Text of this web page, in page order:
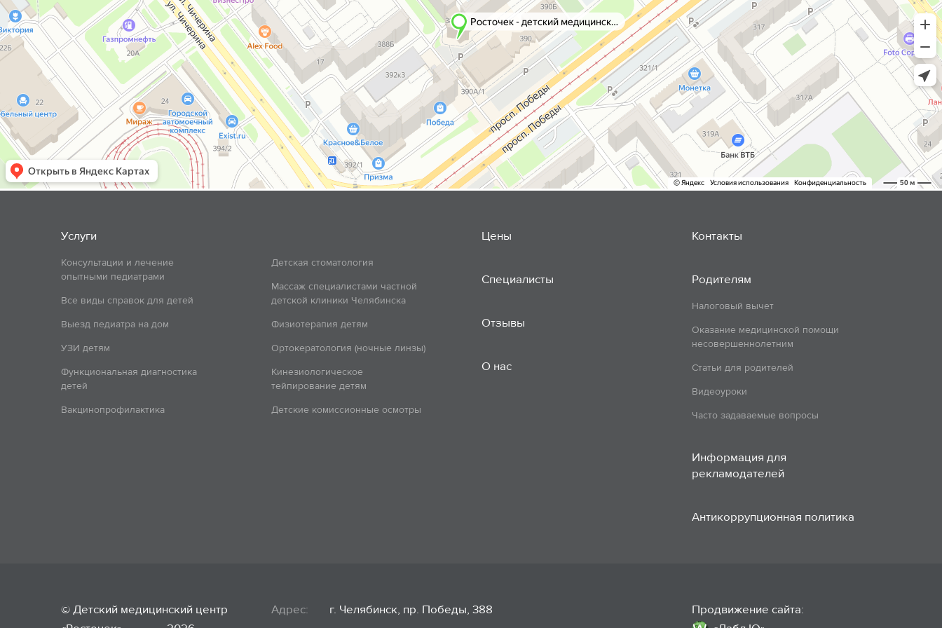
Услуги
Консультации и лечение
опытными педиатрами
Все виды справок для детей
Выезд педиатра на дом
УЗИ детям
Функциональная диагностика
детей
Вакцинопрофилактика
Детская стоматология
Массаж специалистами частной
детской клиники Челябинска
Физиотерапия детям
Ортокератология (ночные линзы)
Кинезиологическое
тейпирование детям
Детские комиссионные осмотры
Цены
Специалисты
Отзывы
О нас
Контакты
Родителям
Налоговый вычет
Оказание медицинской помощи
несовершеннолетним
Статьи для родителей
Видеоуроки
Часто задаваемые вопросы
Информация для
рекламодателей
Антикоррупционная политика
© Детский медицинский центр
Адрес: г. Челябинск, пр. Победы, 388
Продвижение сайта: